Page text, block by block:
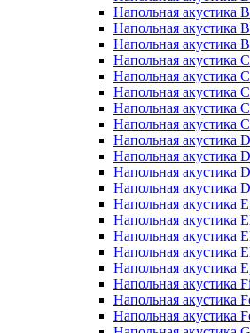
Напольная акустика
Напольная акустика
Напольная акустика
Напольная акустика
Напольная акустика
Напольная акустика
Напольная акустика
Напольная акустика
Напольная акустика
Напольная акустика
Напольная акустика
Напольная акустика
Напольная акустика
Напольная акустика
Напольная акустика
Напольная акустика
Напольная акустика
Напольная акустика
Напольная акустика
Напольная акустика